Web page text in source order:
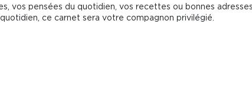
vos pensées du quotidien, vos recettes ou bonnes
ce carnet sera votre compagnon privilégié.